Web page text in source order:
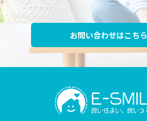
お問い合わせはこちら